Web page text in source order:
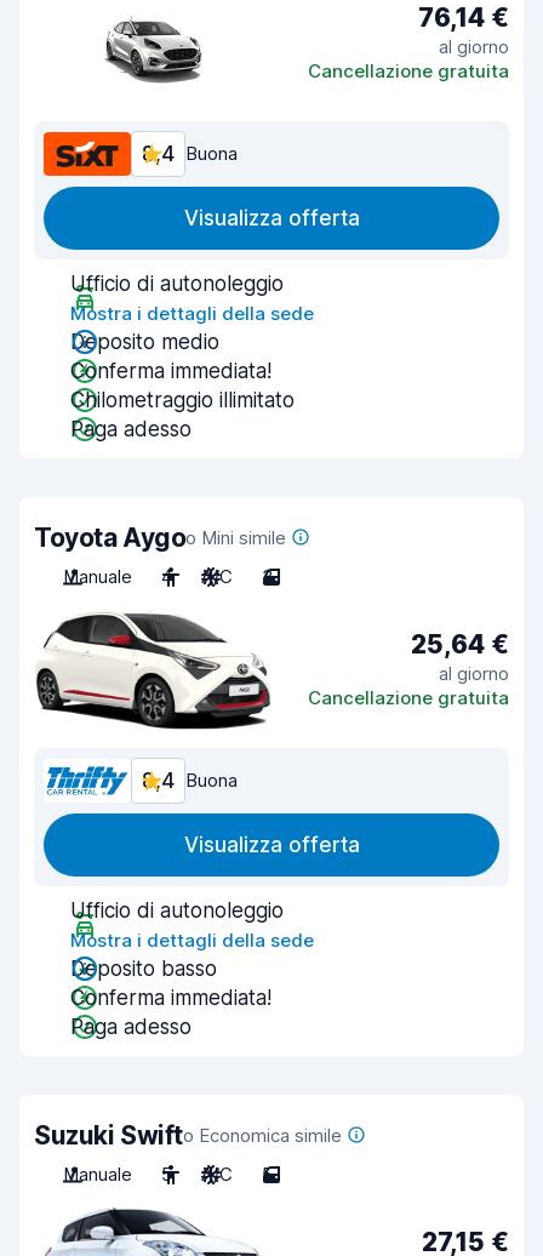
76,14 €
al giorno
Cancellazione gratuita
8,4 Buona
Visualizza offerta
Ufficio di autonoleggio
Mostra i dettagli della sede
Deposito medio
Conferma immediata!
Chilometraggio illimitato
Paga adesso
Toyota Aygoo Mini simile
Manuale
4 A/C 3
25,64 €
al giorno
Cancellazione gratuita
8,4 Buona
Visualizza offerta
Ufficio di autonoleggio
Mostra i dettagli della sede
Deposito basso
Conferma immediata!
Paga adesso
Suzuki Swifto Economica simile
Manuale
5 A/C 5
27,15 €